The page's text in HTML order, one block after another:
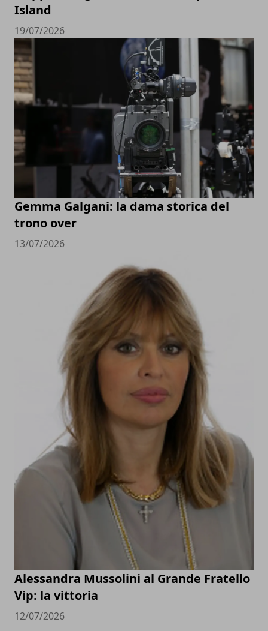
Island
19/07/2026
Gemma Galgani: la dama storica del
trono over
13/07/2026
Alessandra Mussolini al Grande Fratello
Vip: la vittoria
12/07/2026